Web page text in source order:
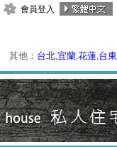
會員登入
其他： 台北,宜蘭,花蓮,台東